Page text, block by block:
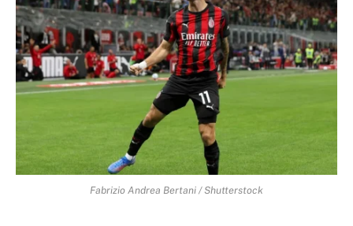
Fabrizio Andrea Bertani / Shutterstock